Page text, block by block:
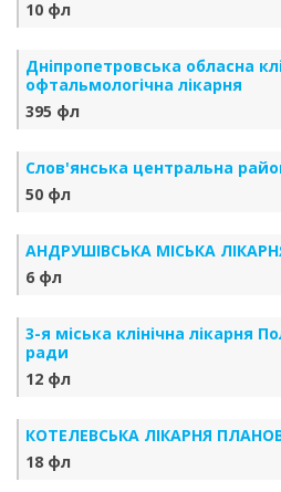
10 фл
Дніпропетровська обласна
офтальмологічна лікарня
395 фл
Слов'янська центральна
50 фл
АНДРУШІВСЬКА МІСЬКА
6 фл
3-я міська клінічна лікарня
ради
12 фл
КОТЕЛЕВСЬКА ЛІКАРНЯ
18 фл